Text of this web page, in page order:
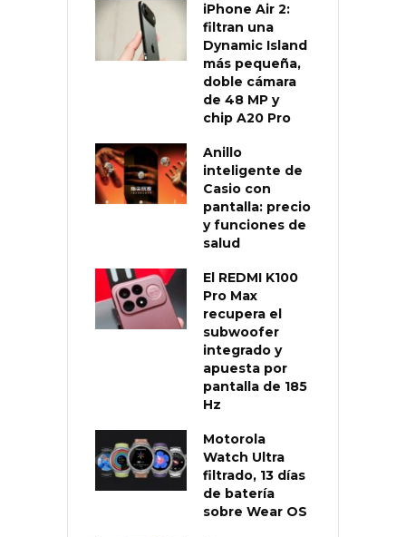
iPhone Air 2:
filtran una
Dynamic Island
más pequeña,
doble cámara
de 48 MP y
chip A20 Pro
Anillo
inteligente de
Casio con
pantalla: precio
y funciones de
salud
El REDMI K100
Pro Max
recupera el
subwoofer
integrado y
apuesta por
pantalla de 185
Hz
Motorola
Watch Ultra
filtrado, 13 días
de batería
sobre Wear OS